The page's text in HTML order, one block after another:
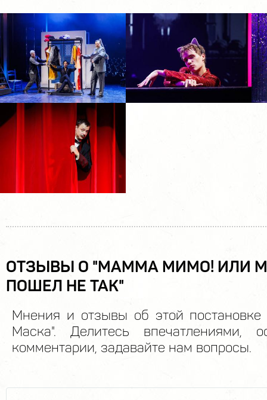
ОТЗЫВЫ О "МАММА МИМО! ИЛИ
ПОШЕЛ НЕ ТАК"
Мнения и отзывы об этой постановке
Маска". Делитесь впечатлениями,
комментарии, задавайте нам вопросы.